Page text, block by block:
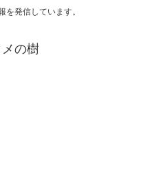
を発信しています。
の樹